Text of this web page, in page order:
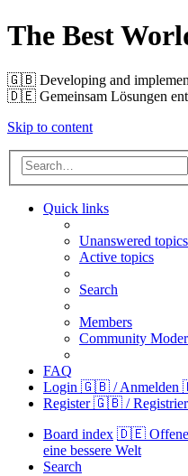
The Best
🇬🇧️ Developing and
🇩🇪️ Gemeinsam Lösungen
Skip to content
Quick links
Unanswered topics
Active topics
Search
Members
Community
FAQ
Login 🇬🇧 /
Register 🇬🇧 /
Board index 🇩🇪 Offener
eine bessere Welt
Search